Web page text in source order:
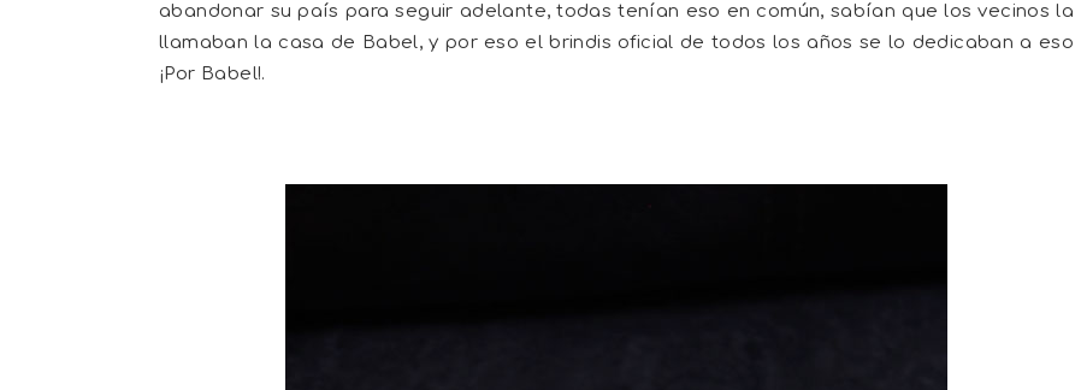
abandonar su país para seguir adelante, todas tenían eso en común, sabían que los vecinos la
llamaban la casa de Babel, y por eso el brindis oficial de todos los años se lo dedicaban a eso
¡Por Babel!.